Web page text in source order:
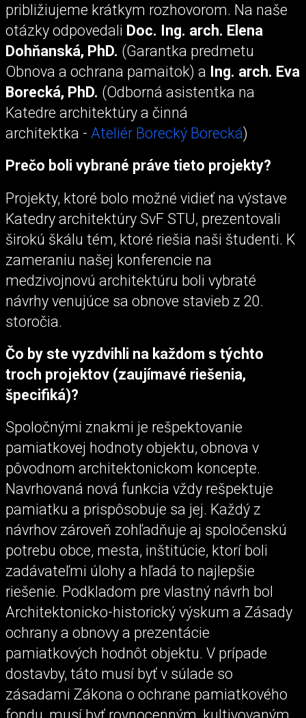
približiujeme krátkym rozhovorom. Na naše
otázky odpovedali Doc. Ing. arch. Elena
Dohňanská, PhD. (Garantka predmetu
Obnova a ochrana pamaitok) a Ing. arch. Eva
Borecká, PhD. (Odborná asistentka na
Katedre architektúry a činná
architektka - Ateliér Borecký Borecká)
Prečo boli vybrané práve tieto projekty?
Projekty, ktoré bolo možné vidieť na výstave
Katedry architektúry SvF STU, prezentovali
širokú škálu tém, ktoré riešia naši študenti. K
zameraniu našej konferencie na
medzivojnovú architektúru boli vybraté
návrhy venujúce sa obnove stavieb z 20.
storočia.
Čo by ste vyzdvihli na každom s týchto
troch projektov (zaujímavé riešenia,
špecifiká)?
Spoločnými znakmi je rešpektovanie
pamiatkovej hodnoty objektu, obnova v
pôvodnom architektonickom koncepte.
Navrhovaná nová funkcia vždy rešpektuje
pamiatku a prispôsobuje sa jej. Každý z
návrhov zároveň zohľadňuje aj spoločenskú
potrebu obce, mesta, inštitúcie, ktorí boli
zadávateľmi úlohy a hľadá to najlepšie
riešenie. Podkladom pre vlastný návrh bol
Architektonicko-historický výskum a Zásady
ochrany a obnovy a prezentácie
pamiatkových hodnôt objektu. V prípade
dostavby, táto musí byť v súlade so
zásadami Zákona o ochrane pamiatkového